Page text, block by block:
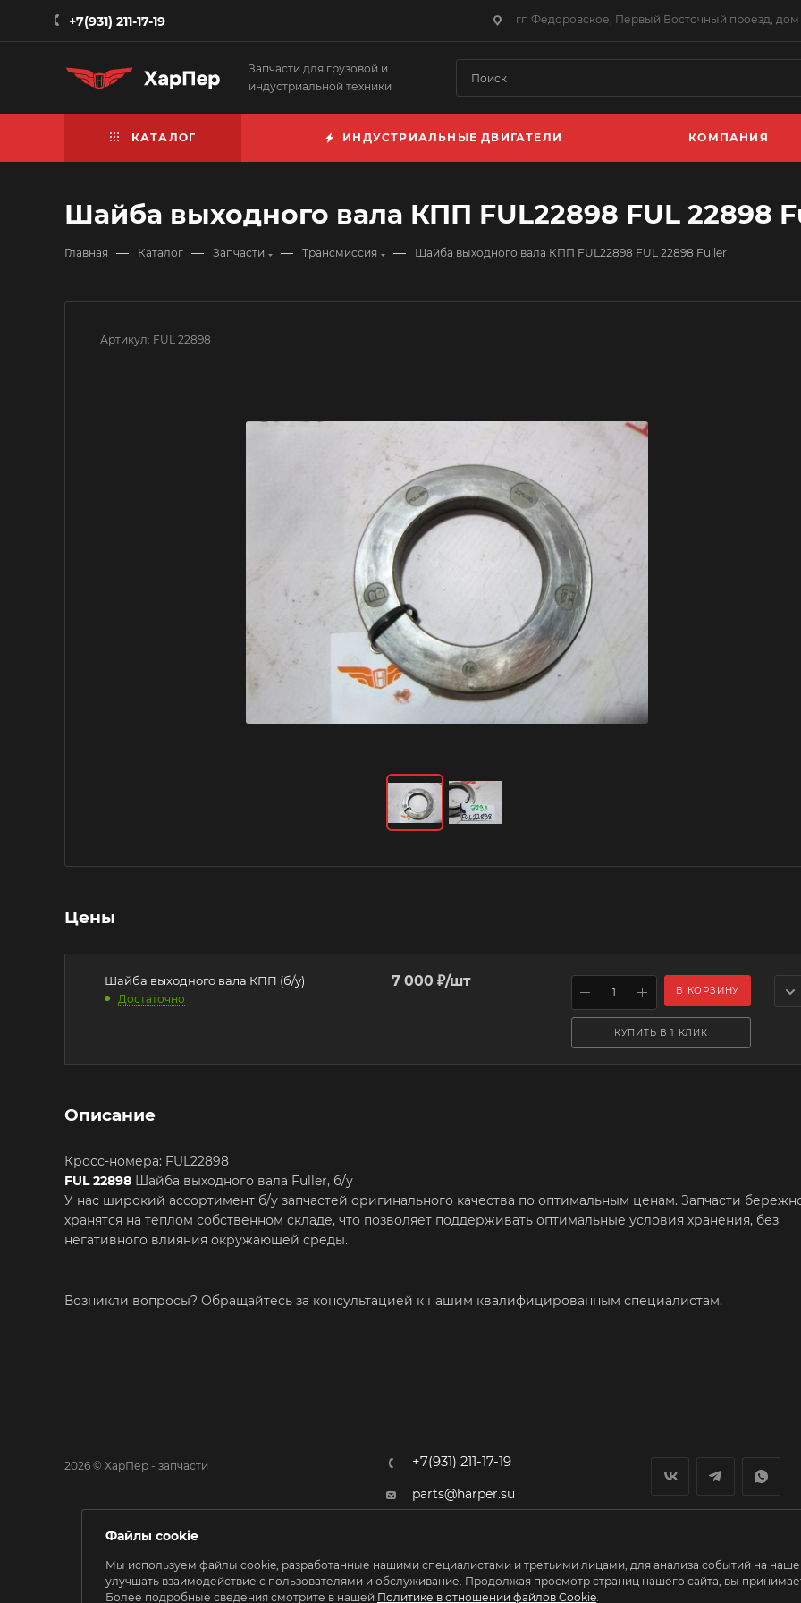
+7(931) 211-17-19 гп Федоровское, Первый Восточный проезд, дом
Запчасти для грузовой и
индустриальной техники
КАТАЛОГ ИНДУСТРИАЛЬНЫЕ ДВИГАТЕЛИ КОМПАНИЯ
Шайба выходного вала КПП FUL22898 FUL 22898
Главная — Каталог — Запчасти — Трансмиссия — Шайба выходного вала КПП FUL22898 FUL 22898 Fuller
Артикул: FUL 22898
Цены
Шайба выходного вала КПП (б/у)
Достаточно
7 000 ₽/шт
В КОРЗИНУ
КУПИТЬ В 1 КЛИК
Описание
Кросс-номера: FUL22898
FUL 22898 Шайба выходного вала Fuller, б/у
У нас широкий ассортимент б/у запчастей оригинального качества по оптимальным ценам. Запчасти
хранятся на теплом собственном складе, что позволяет поддерживать оптимальные условия хранения, без
негативного влияния окружающей среды.
Возникли вопросы? Обращайтесь за консультацией к нашим квалифицированным специалистам.
2026 © ХарПер - запчасти
+7(931) 211-17-19
parts@harper.su
проезд, дом 1
Файлы cookie
Мы используем файлы cookie, разработанные нашими специалистами и третьими лицами, для анализа событий на
улучшать взаимодействие с пользователями и обслуживание. Продолжая просмотр страниц нашего сайта, вы
Более подробные сведения смотрите в нашей Политике в отношении файлов Cookie.